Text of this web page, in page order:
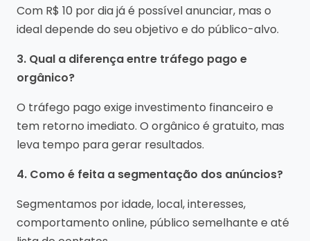
Com R$ 10 por dia já é possível anunciar, mas o
ideal depende do seu objetivo e do público-alvo.
3. Qual a diferença entre tráfego pago e
orgânico?
O tráfego pago exige investimento financeiro e
tem retorno imediato. O orgânico é gratuito, mas
leva tempo para gerar resultados.
4. Como é feita a segmentação dos anúncios?
Segmentamos por idade, local, interesses,
comportamento online, público semelhante e até